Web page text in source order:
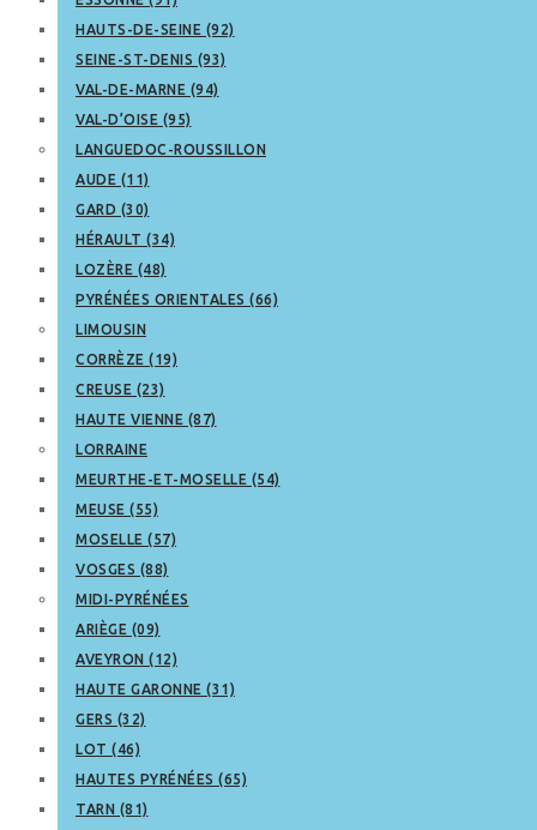
HAUTS-DE-SEINE (92)
SEINE-ST-DENIS (93)
VAL-DE-MARNE (94)
VAL-D’OISE (95)
LANGUEDOC-ROUSSILLON
AUDE (11)
GARD (30)
HÉRAULT (34)
LOZÈRE (48)
PYRÉNÉES ORIENTALES (66)
LIMOUSIN
CORRÈZE (19)
CREUSE (23)
HAUTE VIENNE (87)
LORRAINE
MEURTHE-ET-MOSELLE (54)
MEUSE (55)
MOSELLE (57)
VOSGES (88)
MIDI-PYRÉNÉES
ARIÈGE (09)
AVEYRON (12)
HAUTE GARONNE (31)
GERS (32)
LOT (46)
HAUTES PYRÉNÉES (65)
TARN (81)